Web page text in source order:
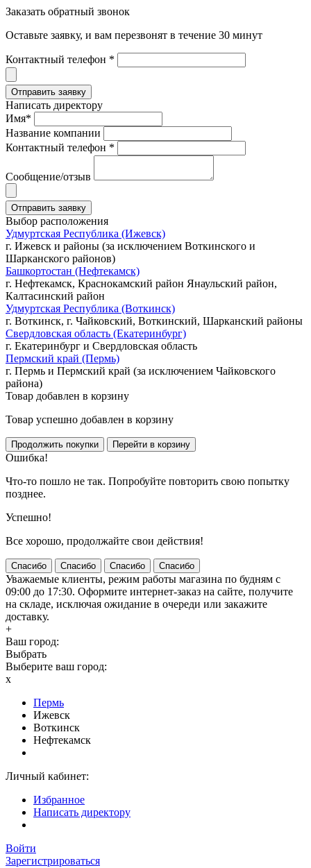
Заказать обратный звонок
Оставьте заявку, и вам перезвонят в течение 30 минут
Контактный телефон *
Написать директору
Имя*
Название компании
Контактный телефон *
Сообщение/отзыв
Выбор расположения
Удмуртская Республика (Ижевск)
г. Ижевск и районы (за исключением Воткинского и
Шарканского районов)
Башкортостан (Нефтекамск)
г. Нефтекамск, Краснокамский район Янаульский район,
Калтасинский район
Удмуртская Республика (Воткинск)
г. Воткинск, г. Чайковский, Воткинский, Шарканский районы
Свердловская область (Екатеринбург)
г. Екатеринбург и Свердловская область
Пермский край (Пермь)
г. Пермь и Пермский край (за исключением Чайковского
района)
Товар добавлен в корзину
Товар успешно добавлен в корзину
Ошибка!
Что-то пошло не так. Попробуйте повторить свою попытку
позднее.
Успешно!
Все хорошо, продолжайте свои действия!
Спасибо Спасибо Спасибо Спасибо
Уважаемые клиенты, режим работы магазина по будням с
09:00 до 17:30. Оформите интернет-заказ на сайте, получите
на складе, исключая ожидание в очереди или закажите
доставку.
+
Ваш город:
Выбрать
Выберите ваш город:
x
Пермь
Ижевск
Воткинск
Нефтекамск
Личный кабинет:
Избранное
Написать директору
Войти
Зарегистрироваться